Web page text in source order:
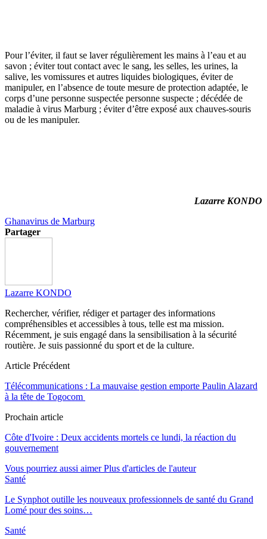
Pour l’éviter, il faut se laver régulièrement les mains à l’eau et au
savon ; éviter tout contact avec le sang, les selles, les urines, la
salive, les vomissures et autres liquides biologiques, éviter de
manipuler, en l’absence de toute mesure de protection adaptée, le
corps d’une personne suspectée personne suspecte ; décédée de
maladie à virus Marburg ; éviter d’être exposé aux chauves-souris
ou de les manipuler.
Lazarre KONDO
Ghanavirus de Marburg
Partager
Lazarre KONDO
Rechercher, vérifier, rédiger et partager des informations
compréhensibles et accessibles à tous, telle est ma mission.
Récemment, je suis engagé dans la sensibilisation à la sécurité
routière. Je suis passionné du sport et de la culture.
Article Précédent
Télécommunications : La mauvaise gestion emporte Paulin Alazard
à la tête de Togocom
Prochain article
Côte d'Ivoire : Deux accidents mortels ce lundi, la réaction du
gouvernement
Vous pourriez aussi aimer Plus d'articles de l'auteur
Santé
Le Synphot outille les nouveaux professionnels de santé du Grand
Lomé pour des soins…
Santé